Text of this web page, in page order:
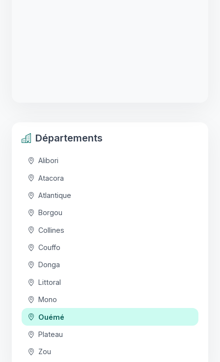
Départements
Alibori
Atacora
Atlantique
Borgou
Collines
Couffo
Donga
Littoral
Mono
Ouémé
Plateau
Zou